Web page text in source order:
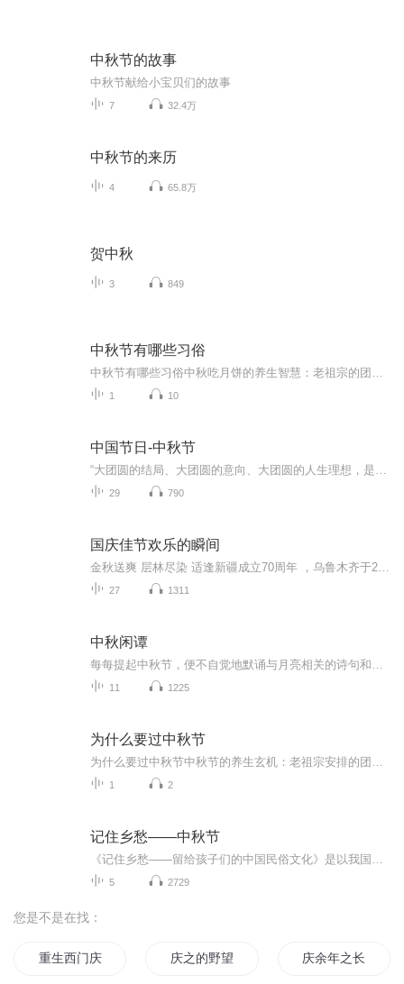
中秋节的故事
中秋节献给小宝贝们的故事
7 32.4万
中秋节的来历
4 65.8万
贺中秋
3 849
中秋节有哪些习俗
1 10
中国节日-中秋节
29 790
国庆佳节欢乐的瞬间
27 1311
中秋闲谭
11 1225
为什么要过中秋节
1 2
记住乡愁——中秋节
5 2729
您是不是在找：
重生西门庆 庆之的野望 庆余年之长歌行